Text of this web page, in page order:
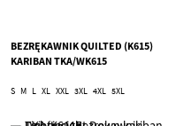
BEZRĘKAWNIK QUILTED (K615)
KARIBAN TKA/WK615
S M L XL XXL 3XL 4XL 5XL